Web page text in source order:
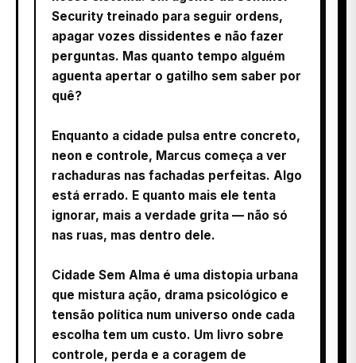
Security treinado para seguir ordens,
apagar vozes dissidentes e não fazer
perguntas. Mas quanto tempo alguém
aguenta apertar o gatilho sem saber por
quê?
Enquanto a cidade pulsa entre concreto,
neon e controle, Marcus começa a ver
rachaduras nas fachadas perfeitas. Algo
está errado. E quanto mais ele tenta
ignorar, mais a verdade grita — não só
nas ruas, mas dentro dele.
Cidade Sem Alma é uma distopia urbana
que mistura ação, drama psicológico e
tensão política num universo onde cada
escolha tem um custo. Um livro sobre
controle, perda e a coragem de